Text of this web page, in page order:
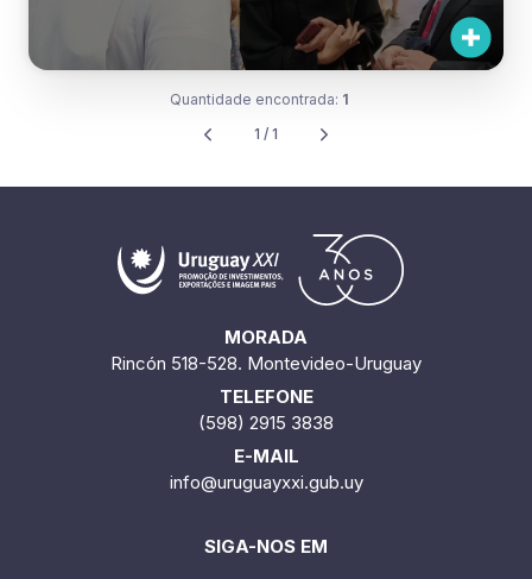
Quantidade encontrada: 1
1 / 1
MORADA
Rincón 518-528. Montevideo-Uruguay
TELEFONE
(598) 2915 3838
E-MAIL
info@uruguayxxi.gub.uy
SIGA-NOS EM